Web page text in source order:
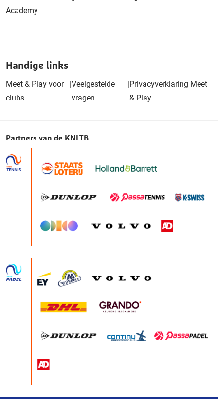
Academy
Handige links
Meet & Play voor
clubs
|Veelgestelde
vragen
|Privacyverklaring Meet
& Play
Partners van de KNLTB